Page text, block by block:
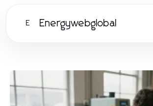
E Energywebglobal